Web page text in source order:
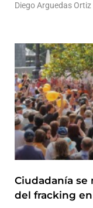
Diego Arguedas Ortiz
Ciudadanía se
del fracking en